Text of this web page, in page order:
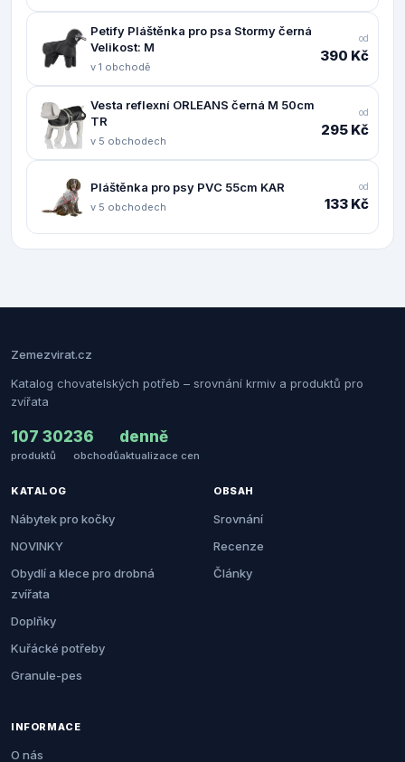
Petify Pláštěnka pro psa Stormy černá
Velikost: M
v 1 obchodě
od
390 Kč
Vesta reflexní ORLEANS černá M 50cm
TR
v 5 obchodech
od
295 Kč
Pláštěnka pro psy PVC 55cm KAR
v 5 obchodech
od
133 Kč
Zemezvirat.cz
Katalog chovatelských potřeb – srovnání krmiv a produktů pro
zvířata
107 302
produktů
36
obchodů
denně
aktualizace cen
KATALOG
Nábytek pro kočky
NOVINKY
Obydlí a klece pro drobná
zvířata
Doplňky
Kuřácké potřeby
Granule-pes
OBSAH
Srovnání
Recenze
Články
INFORMACE
O nás